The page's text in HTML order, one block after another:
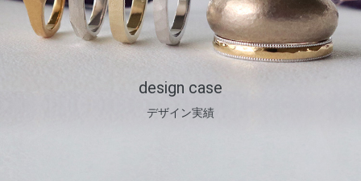
design case
デザイン実績